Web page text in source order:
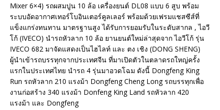
Mixer 6×4) รถผสมปูน 10 ล้อ เครื่องยนต์ DL08 แบบ 6 สูบ พร้อม
ระบบอัดอากาศเทอร์โบอินเตอร์คูลเลอร์ พร้อมด้วยเฟรมแชสซีส์ที่
แข็งแกร่งทนทาน มาตรฐานสูง ได้รับการยอมรับในระดับสากล , ไอวี
โก้ (IVECO) นำรถหัวลาก 10 ล้อ ยานยนต์ใหม่ล่าสุดจาก ไอวีโก้ รุ่น
IVECO 682 มาจัดแสดงเป็นไฮไลท์ และ ตง เชิง (DONG SHENG)
ผู้นำเข้ารถบรรทุกจากประเทศจีน ที่มาเปิดตัวในตลาดรถใหญ่ครั้ง
แรกในประเทศไทย นำรถ 4 รุ่นมาอวดโฉม ดังนี้ Dongfeng King
Run รถหัวลาก 210 แรงม้า Dongfeng Cheng Long รถบรรทุกเพื่อ
งานก่อสร้าง 340 แรงม้า Donfeng King Land รถหัวลาก 420
แรงม้า และ Dongfeng